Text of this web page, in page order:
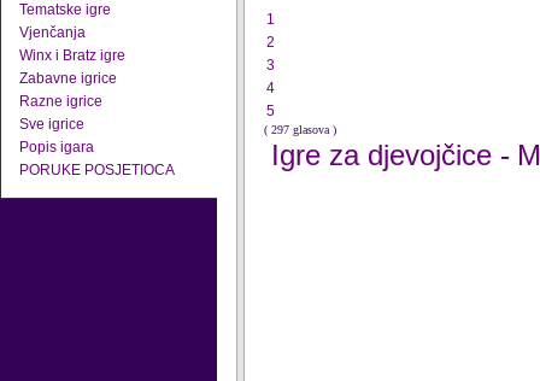
Tematske igre
Vjenčanja
Winx i Bratz igre
Zabavne igrice
Razne igrice
Sve igrice
Popis igara
PORUKE POSJETIOCA
1
2
3
4
5
( 297 glasova )
Igre za djevojčice -